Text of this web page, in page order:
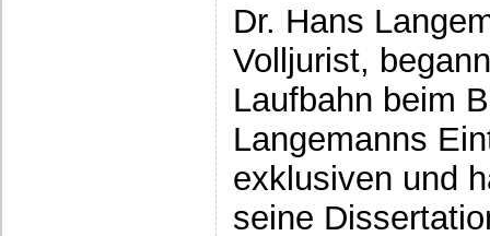
Dr. Hans
Volljurist,
Laufbahn beim
Langemanns
exklusiven und
seine